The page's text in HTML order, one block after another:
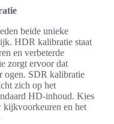
beide unieke
HDR kalibratie staat
en verbeterde
zorgt ervoor dat
ogen. SDR kalibratie
zich op het
HD-inhoud. Kies
kijkvoorkeuren en het